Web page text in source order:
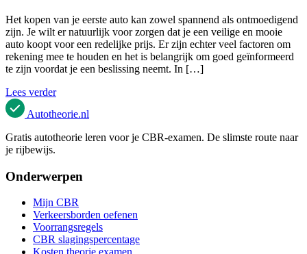
Het kopen van je eerste auto kan zowel spannend als ontmoedigend
zijn. Je wilt er natuurlijk voor zorgen dat je een veilige en mooie
auto koopt voor een redelijke prijs. Er zijn echter veel factoren om
rekening mee te houden en het is belangrijk om goed geïnformeerd
te zijn voordat je een beslissing neemt. In […]
Lees verder
Autotheorie.nl
Gratis autotheorie leren voor je CBR-examen. De slimste route naar
je rijbewijs.
Onderwerpen
Mijn CBR
Verkeersborden oefenen
Voorrangsregels
CBR slagingspercentage